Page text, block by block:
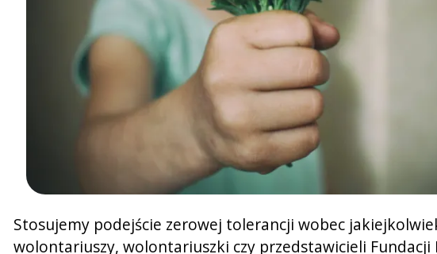
Stosujemy podejście zerowej tolerancji wobec
wolontariuszy, wolontariuszki czy przedstawicieli